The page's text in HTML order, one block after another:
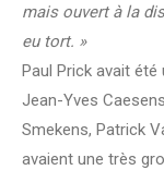
mais ouvert à la
eu tort. »
Paul Prick avait
Jean-Yves
Smekens, Patrick
avaient une très